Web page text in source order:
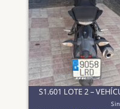
S1.601 LOTE 2 –